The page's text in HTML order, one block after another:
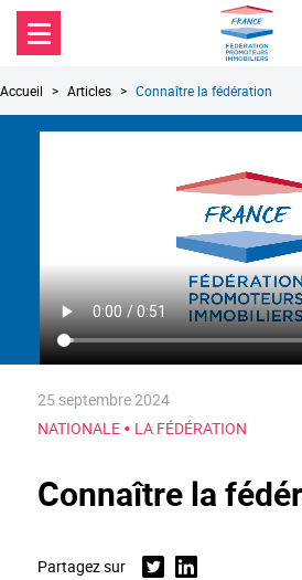
Aller au contenu principal
Aller
Aller à la recherche
FPI
France
Accueil Articles Connaître la fédération
25 septembre 2024
NATIONALE • LA FÉDÉRATION
Connaître la
Partagez sur TwitterLinkedin